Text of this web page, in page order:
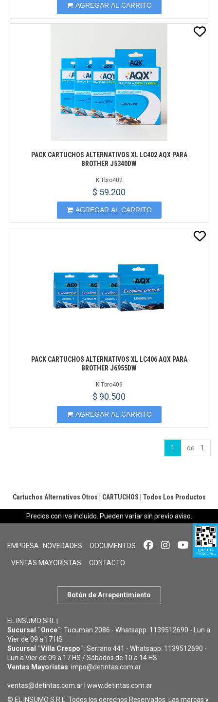
AGREGAR AL CARRITO
PACK CARTUCHOS ALTERNATIVOS XL LC402 AQX PARA
BROTHER J5340DW
KITbro402
$ 59.200
AGREGAR AL CARRITO
PACK CARTUCHOS ALTERNATIVOS XL LC406 AQX PARA
BROTHER J6955DW
KITbro406
$ 90.500
AGREGAR AL CARRITO
1 de 1
Cartuchos Alternativos Otros CARTUCHOS Todos Los Productos
Precios con iva incluido. Pueden variar sin previo aviso.
EMPRESA NOVEDADES DOCUMENTOS
VENTAS MAYORISTAS CONTACTO
Botón de Arrepentimiento
EL INSUMO SRL |
Sucursal ¨Once¨: Tucuman 2086 - Whatsapp: 1139512690 - Lun a
Vier de 09 a 17 HS
Sucursal ¨Villa Crespo¨: Serrano 441 - Whatsapp: 1139512690 -
Lun a Vier de 09 a 17 HS / Sábados de 10 a 14 HS
Ventas Mayoristas: impo@detintas.com.ar
ventas@detintas.com.ar www.detintas.com.ar
© EL INSUMO S.R.L. Todos los derechos Reservados. Las marcas y